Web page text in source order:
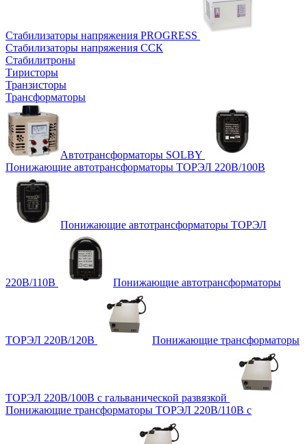
Стабилизаторы напряжения PROGRESS
Стабилизаторы напряжения ССК
Стабилитроны
Тиристоры
Транзисторы
Трансформаторы
Автотрансформаторы SOLBY
Понижающие автотрансформаторы ТОРЭЛ 220В/100В
Понижающие автотрансформаторы ТОРЭЛ
220В/110В Понижающие автотрансформаторы
ТОРЭЛ 220В/120В Понижающие трансформаторы
ТОРЭЛ 220В/100В с гальванической развязкой
Понижающие трансформаторы ТОРЭЛ 220В/110В с